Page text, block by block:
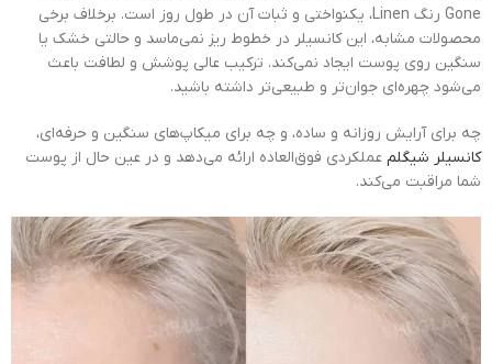
Gone رنگ Linen، یکنواختی و ثبات آن در طول روز است. برخلاف برخی
محصولات مشابه، این کانسیلر در خطوط ریز نمی‌ماسد و حالتی خشک یا
سنگین روی پوست ایجاد نمی‌کند. ترکیب عالی پوشش و لطافت باعث
می‌شود چهره‌ای جوان‌تر و طبیعی‌تر داشته باشید.
چه برای آرایش روزانه و ساده، و چه برای میکاپ‌های سنگین و حرفه‌ای،
کانسیلر شیگلم عملکردی فوق‌العاده ارائه می‌دهد و در عین حال از پوست
شما مراقبت می‌کند.